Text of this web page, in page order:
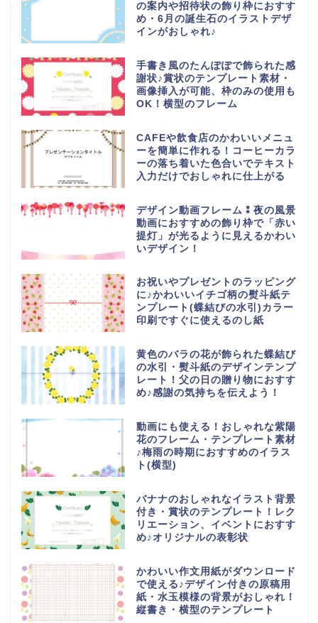
の案内や招待状の飾り枠におすす
め・6月の誕生石のイラストデザ
インがおしゃれ♪
手書き風のたんぽぽで飾られた感
謝状♪賞状のテンプレート素材・
画像挿入が可能、枠のみの使用も
OK！横型のフレーム
CAFEや飲食店のかわいいメニュ
ーを簡単に作れる！コーヒーカラ
ーの落ち着いた色合いでテキスト
入力だけでおしゃれに仕上がる
デザイン動画フレーム⁑夜の風景
動画におすすめの飾り枠で「赤い
提灯」が光るように見えるかわい
いデザイン！
お祝いやプレゼントのラッピング
に♪かわいいイチゴ柄の熨斗紙テ
ンプレート(蝶結びの水引)カラー
印刷ですぐに使えるのし紙
黄色のバラの花が飾られた蝶結び
の水引・熨斗紙のデザインテンプ
レート！父の日の贈り物におすす
め♪感謝の気持ちを伝えよう！
動画にも使える！おしゃれな紫陽
花のフレーム・テンプレート素材
♪梅雨の時期におすすめのイラス
ト(横型)
バナナのおしゃれなイラスト背景
付き・賞状のテンプレート！レク
リエーション、イベントにおすす
め♪オリジナルの表彰状
かわいい作文用紙がダウンロード
で使える♪デザイン付きの原稿用
紙・水玉模様の背景がおしゃれ！
縦書き・横型のテンプレート